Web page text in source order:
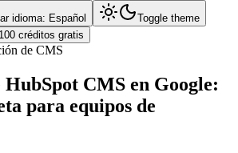
idioma: Español
Toggle theme
créditos gratis
de CMS
CMS en Google:
para equipos de